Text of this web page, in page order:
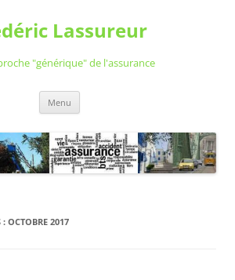
Lassureur
"générique" de l'assurance
Menu
: OCTOBRE 2017